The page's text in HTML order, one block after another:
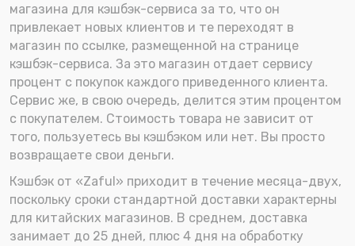
магазина для кэшбэк-сервиса за то, что он
привлекает новых клиентов и те переходят в
магазин по ссылке, размещенной на странице
кэшбэк-сервиса. За это магазин отдает сервису
процент с покупок каждого приведенного клиента.
Сервис же, в свою очередь, делится этим процентом
с покупателем. Стоимость товара не зависит от
того, пользуетесь вы кэшбэком или нет. Вы просто
возвращаете свои деньги.
Кэшбэк от «Zaful» приходит в течение месяца-двух,
поскольку сроки стандартной доставки характерны
для китайских магазинов. В среднем, доставка
занимает до 25 дней, плюс 4 дня на обработку